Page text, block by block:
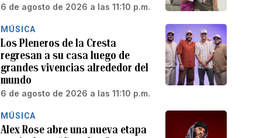
6 de agosto de 2026 a las 11:10 p.m.
MÚSICA
Los Pleneros de la Cresta
regresan a su casa luego de
grandes vivencias alrededor del
mundo
6 de agosto de 2026 a las 11:10 p.m.
MÚSICA
Alex Rose abre una nueva etapa